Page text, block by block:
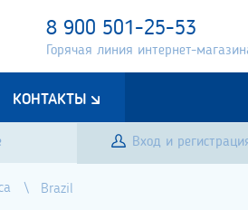
8 900 501-25-53
Горячая линия интернет-
КОНТАКТЫ
Вход и
Brazil